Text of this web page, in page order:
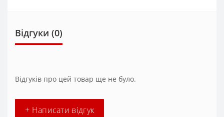
Відгуки (0)
Відгуків про цей товар ще не було.
+ Написати відгук